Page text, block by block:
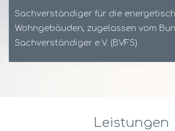
Sachverständiger für die
Wohngebäuden, zugelassen vom
Sachverständiger e.V. (BVFS).
Leistungen